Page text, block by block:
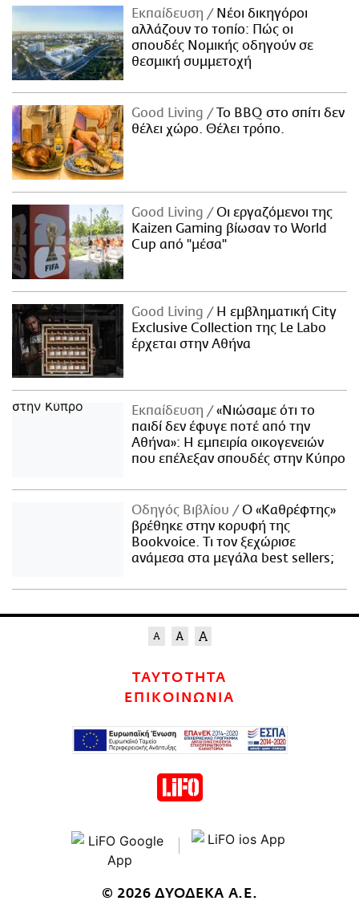
Εκπαίδευση
Νέοι δικηγόροι
αλλάζουν το τοπίο: Πώς οι
σπουδές Νομικής οδηγούν σε
θεσμική συμμετοχή
Good Living
Το BBQ στο σπίτι δεν
θέλει χώρο. Θέλει τρόπο.
Good Living
Οι εργαζόμενοι της
Kaizen Gaming βίωσαν το World
Cup από "μέσα"
Good Living
Η εμβληματική City
Exclusive Collection της Le Labo
έρχεται στην Αθήνα
Εκπαίδευση
«Νιώσαμε ότι το
παιδί δεν έφυγε ποτέ από την
Αθήνα»: Η εμπειρία οικογενειών
που επέλεξαν σπουδές στην Κύπρο
Οδηγός Βιβλίου
Ο «Καθρέφτης»
βρέθηκε στην κορυφή της
Bookvoice. Τι τον ξεχώρισε
ανάμεσα στα μεγάλα best sellers;
ΤΑΥΤΟΤΗΤΑ
ΕΠΙΚΟΙΝΩΝΙΑ
© 2026 ΔΥΟΔΕΚΑ Α.Ε.